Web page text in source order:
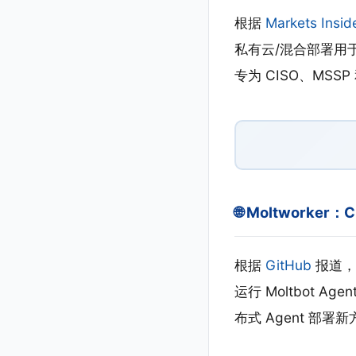
根据 Markets
私有云/混合部署用
专为 CISO、MSSP
🌐 Moltworker：
根据 GitHub 报道
运行 Moltbot Agent
布式 Agent 部署新